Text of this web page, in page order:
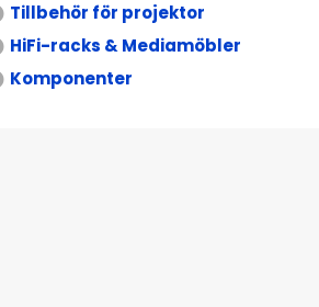
Tillbehör för projektor
HiFi-racks & Mediamöbler
Komponenter